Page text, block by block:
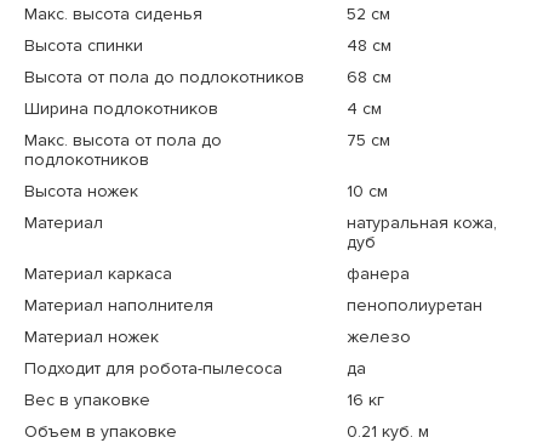
Макс. высота сиденья
52 см
Высота спинки
48 см
Высота от пола до подлокотников
68 см
Ширина подлокотников
4 см
Макс. высота от пола до
подлокотников
75 см
Высота ножек
10 см
Материал
натуральная кожа,
дуб
Материал каркаса
фанера
Материал наполнителя
пенополиуретан
Материал ножек
железо
Подходит для робота-пылесоса
да
Вес в упаковке
16 кг
Объем в упаковке
0.21 куб. м